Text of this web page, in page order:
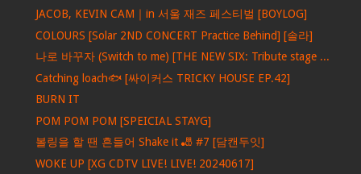
JACOB, KEVIN CAM｜in 서울 재즈 페스티벌 [BOYLOG]
COLOURS [Solar 2ND CONCERT Practice Behind] [솔라]
나로 바꾸자 (Switch to me) [THE NEW SIX: Tribute stage ...
Catching loach🐟 [싸이커스 TRICKY HOUSE EP.42]
BURN IT
POM POM POM [SPEICIAL STAYG]
볼링을 할 땐 흔들어 Shake it 🎳 #7 [담캔두잇]
WOKE UP [XG CDTV LIVE! LIVE! 20240617]